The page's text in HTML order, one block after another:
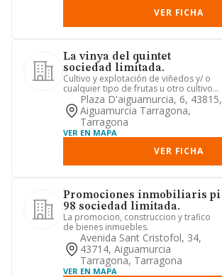
VER FICHA
La vinya del quintet
sociedad limitada.
Cultivo y explotación de viñedos y/ o
cualquier tipo de frutas u otro cultivo
para bebidas. elabora...
Plaza D'aiguamurcia, 6, 43815,
Aiguamurcia Tarragona,
Tarragona
VER EN MAPA
VER FICHA
Promociones inmobiliaris pi
98 sociedad limitada.
La promocion, construccion y trafico
de bienes inmuebles.
Avenida Sant Cristofol, 34,
43714, Aiguamurcia
Tarragona, Tarragona
VER EN MAPA